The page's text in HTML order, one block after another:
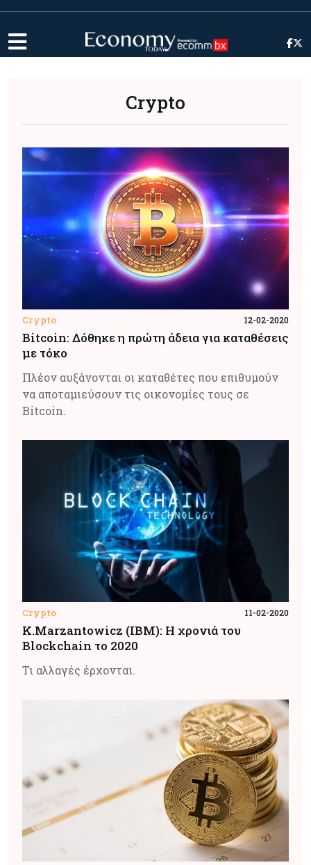
Crypto
Crypto 12-02-2020
Bitcoin: Δόθηκε η πρώτη άδεια για καταθέσεις
με τόκο
Πλέον αυξάνονται οι καταθέτες που επιθυμούν
να αποταμιεύσουν τις οικονομίες τους σε
Bitcoin.
Crypto 11-02-2020
Κ.Marzantowicz (IBM): Η χρονιά του
Blockchain το 2020
Τι αλλαγές έρχονται.